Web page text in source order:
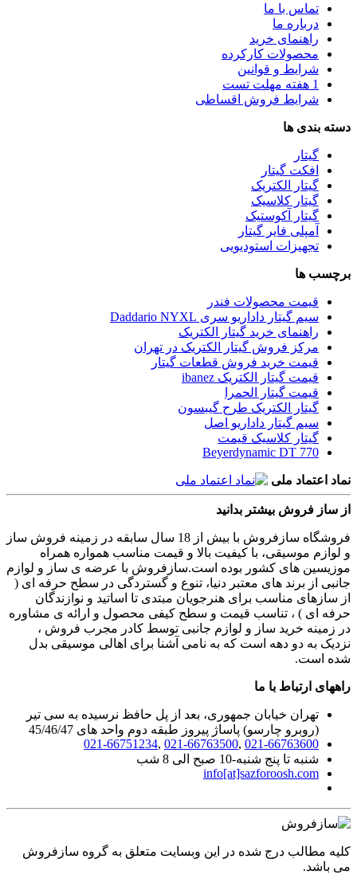
تماس با ما
درباره ما
راهنمای خرید
محصولات کارکرده
شرایط و قوانین
1 هفته مهلت تست
شرایط فروش اقساطی
دسته بندی ها
گیتار
افکت گیتار
گیتار الکتریک
گیتار کلاسیک
گیتار آکوستیک
آمپلی فایر گیتار
تجهیزات استودیویی
برچسب ها
قیمت محصولات فندر
سیم گیتار داداریو سری Daddario NYXL
راهنمای خرید گیتار الکتریک
مرکز فروش گیتار الکتریک در تهران
قیمت خرید فروش قطعات گیتار
قیمت گیتار الکتریک ibanez
قیمت گیتار الحمرا
گیتار الکتریک طرح گیبسون
سیم گیتار داداریو اصل
گیتار کلاسیک قیمت
Beyerdynamic DT 770
نماد اعتماد ملی
از ساز فروش بیشتر بدانید
فروشگاه سازفروش با بیش از 18 سال سابقه در زمینه فروش ساز
و لوازم موسیقی، با کیفیت بالا و قیمت مناسب همواره همراه
موزیسین های کشور بوده است.سازفروش با عرضه ی ساز و لوازم
جانبی از برند های معتبر دنیا، تنوع و گستردگی در سطح حرفه ای (
از سازهای مناسب برای هنرجویان مبتدی تا اساتید و نوازندگان
حرفه ای ) ، تناسب قیمت و سطح کیفی محصول و ارائه ی مشاوره
در زمینه خرید ساز و لوازم جانبی توسط کادر مجرب فروش ،
نزدیک به دو دهه است که به نامی آشنا برای اهالی موسیقی بدل
شده است.
راههای ارتباط با ما
تهران خیابان جمهوری، بعد از پل حافظ نرسیده به سی تیر
(روبرو چارسو) پاساژ پیروز طبقه دوم واحد های 45/46/47
021-66763600
,
021-66763500
,
021-66751234
شنبه تا پنج شنبه-10 صبح الی 8 شب
info[at]sazforoosh.com
کلیه مطالب درج شده در این وبسایت متعلق به گروه سازفروش
می باشد.